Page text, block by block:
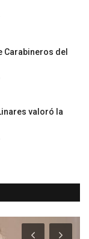
Carabineros del
valoró la